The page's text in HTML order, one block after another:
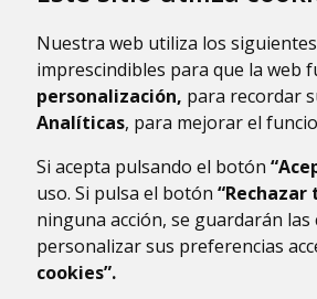
Nuestra web utiliza los
imprescindibles para que la web
personalización, para recordar
Analíticas, para mejorar el
Si acepta pulsando el botón
uso. Si pulsa el botón “Rechazar
ninguna acción, se guardarán
personalizar sus preferencias
cookies”.
hace
la